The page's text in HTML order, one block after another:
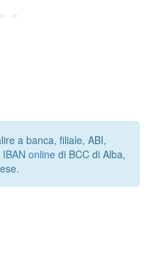
a banca, filiale, ABI,
onlinedi BCC di Alba,